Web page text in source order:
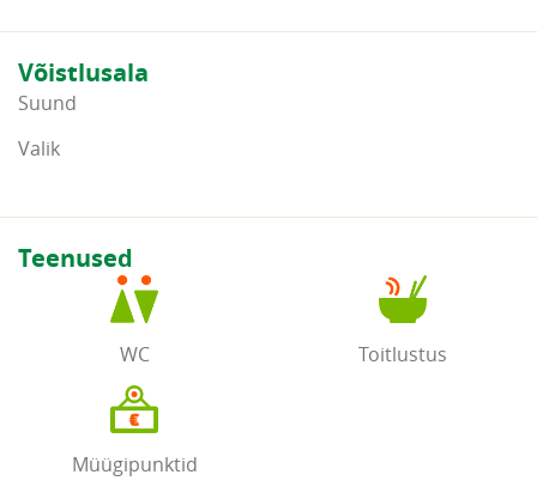
Võistlusala
Suund
Valik
Teenused
WC Toitlustus
Müügipunktid